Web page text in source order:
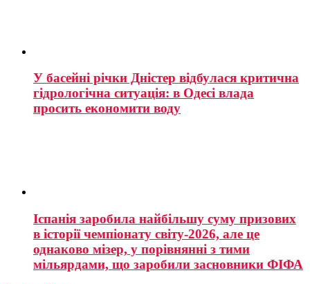
У басейні річки Дністер відбулася критична
гідрологічна ситуація: в Одесі влада
просить економити воду
Іспанія заробила найбільшу суму призових
в історії чемпіонату світу-2026, але це
однаково мізер, у порівнянні з тими
мільярдами, що заробили засновники ФІФА